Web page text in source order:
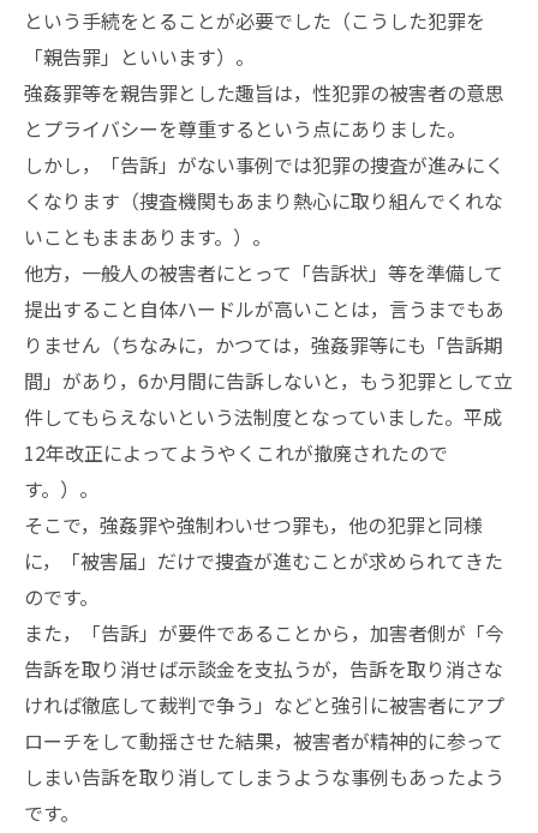
という手続をとることが必要でした（こうした犯罪を
「親告罪」といいます）。
強姦罪等を親告罪とした趣旨は，性犯罪の被害者の意思
とプライバシーを尊重するという点にありました。
しかし，「告訴」がない事例では犯罪の捜査が進みにく
くなります（捜査機関もあまり熱心に取り組んでくれな
いこともままあります。）。
他方，一般人の被害者にとって「告訴状」等を準備して
提出すること自体ハードルが高いことは，言うまでもあ
りません（ちなみに，かつては，強姦罪等にも「告訴期
間」があり，6か月間に告訴しないと，もう犯罪として立
件してもらえないという法制度となっていました。平成
12年改正によってようやくこれが撤廃されたので
す。）。
そこで，強姦罪や強制わいせつ罪も，他の犯罪と同様
に，「被害届」だけで捜査が進むことが求められてきた
のです。
また，「告訴」が要件であることから，加害者側が「今
告訴を取り消せば示談金を支払うが，告訴を取り消さな
ければ徹底して裁判で争う」などと強引に被害者にアプ
ローチをして動揺させた結果，被害者が精神的に参って
しまい告訴を取り消してしまうような事例もあったよう
です。